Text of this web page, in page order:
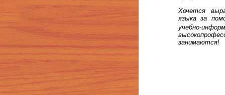
Хочется
языка за
учебно-
занимаются!